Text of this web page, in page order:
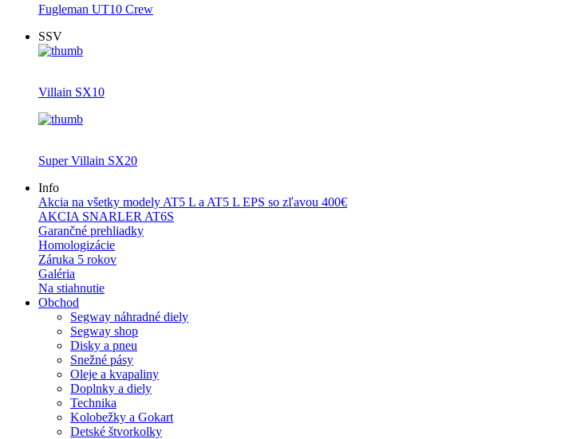
Fugleman UT10 Crew
SSV
Villain SX10
Super Villain SX20
Info
Akcia na všetky modely AT5 L a AT5 L EPS so zľavou 400€
AKCIA SNARLER AT6S
Garančné prehliadky
Homologizácie
Záruka 5 rokov
Galéria
Na stiahnutie
Obchod
Segway náhradné diely
Segway shop
Disky a pneu
Snežné pásy
Oleje a kvapaliny
Doplnky a diely
Technika
Kolobežky a Gokart
Detské štvorkolky